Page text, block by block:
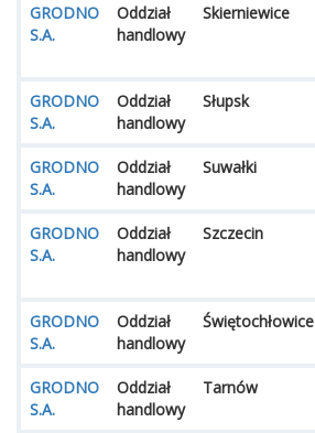
GRODNO
S.A.
Oddział
handlowy
Skierniewice
GRODNO
S.A.
Oddział
handlowy
Słupsk
GRODNO
S.A.
Oddział
handlowy
Suwałki
GRODNO
S.A.
Oddział
handlowy
Szczecin
GRODNO
S.A.
Oddział
handlowy
Świętochłowice
GRODNO
S.A.
Oddział
handlowy
Tarnów